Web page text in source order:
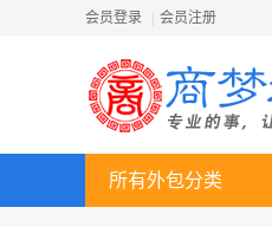
会员登录 会员注册
所有外包分类